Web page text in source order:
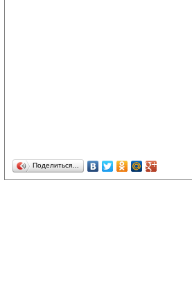
Поделиться…